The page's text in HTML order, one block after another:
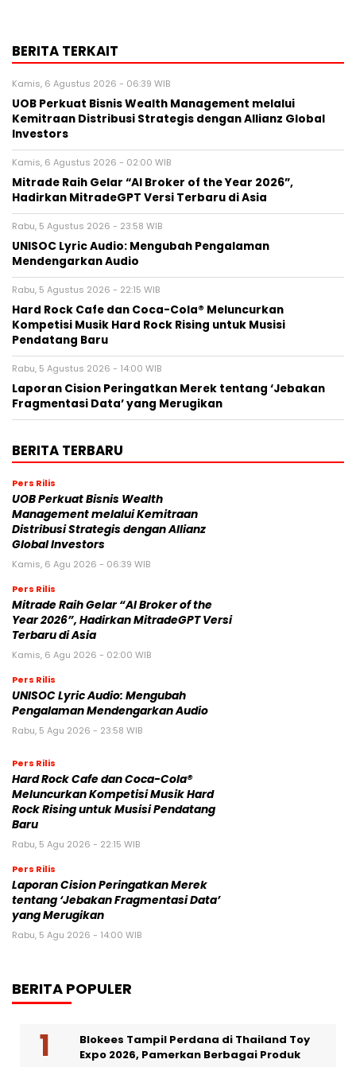
BERITA TERKAIT
Kamis, 6 Agustus 2026 - 06:39 WIB
UOB Perkuat Bisnis Wealth Management melalui
Kemitraan Distribusi Strategis dengan Allianz Global
Investors
Kamis, 6 Agustus 2026 - 02:00 WIB
Mitrade Raih Gelar “AI Broker of the Year 2026”,
Hadirkan MitradeGPT Versi Terbaru di Asia
Rabu, 5 Agustus 2026 - 23:58 WIB
UNISOC Lyric Audio: Mengubah Pengalaman
Mendengarkan Audio
Rabu, 5 Agustus 2026 - 22:15 WIB
Hard Rock Cafe dan Coca-Cola® Meluncurkan
Kompetisi Musik Hard Rock Rising untuk Musisi
Pendatang Baru
Rabu, 5 Agustus 2026 - 14:00 WIB
Laporan Cision Peringatkan Merek tentang ‘Jebakan
Fragmentasi Data’ yang Merugikan
BERITA TERBARU
Pers Rilis
UOB Perkuat Bisnis Wealth
Management melalui Kemitraan
Distribusi Strategis dengan Allianz
Global Investors
Kamis, 6 Agu 2026 - 06:39 WIB
Pers Rilis
Mitrade Raih Gelar “AI Broker of the
Year 2026”, Hadirkan MitradeGPT Versi
Terbaru di Asia
Kamis, 6 Agu 2026 - 02:00 WIB
Pers Rilis
UNISOC Lyric Audio: Mengubah
Pengalaman Mendengarkan Audio
Rabu, 5 Agu 2026 - 23:58 WIB
Pers Rilis
Hard Rock Cafe dan Coca-Cola®
Meluncurkan Kompetisi Musik Hard
Rock Rising untuk Musisi Pendatang
Baru
Rabu, 5 Agu 2026 - 22:15 WIB
Pers Rilis
Laporan Cision Peringatkan Merek
tentang ‘Jebakan Fragmentasi Data’
yang Merugikan
Rabu, 5 Agu 2026 - 14:00 WIB
BERITA POPULER
Blokees Tampil Perdana di Thailand Toy
Expo 2026, Pamerkan Berbagai Produk